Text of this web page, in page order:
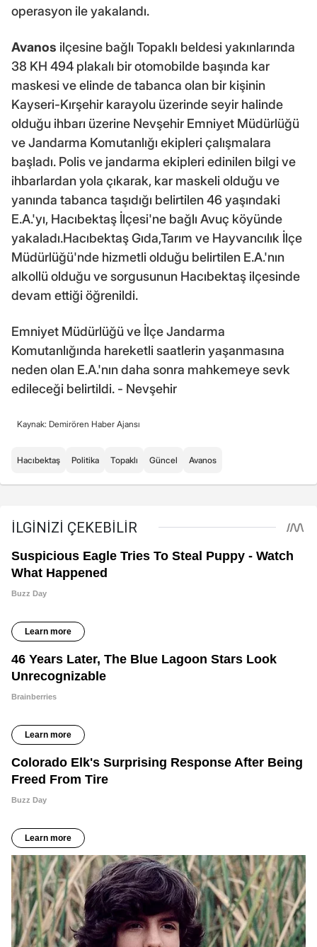
operasyon ile yakalandı.
Avanos ilçesine bağlı Topaklı beldesi yakınlarında
38 KH 494 plakalı bir otomobilde başında kar
maskesi ve elinde de tabanca olan bir kişinin
Kayseri-Kırşehir karayolu üzerinde seyir halinde
olduğu ihbarı üzerine Nevşehir Emniyet Müdürlüğü
ve Jandarma Komutanlığı ekipleri çalışmalara
başladı. Polis ve jandarma ekipleri edinilen bilgi ve
ihbarlardan yola çıkarak, kar maskeli olduğu ve
yanında tabanca taşıdığı belirtilen 46 yaşındaki
E.A.'yı, Hacıbektaş İlçesi'ne bağlı Avuç köyünde
yakaladı.Hacıbektaş Gıda,Tarım ve Hayvancılık İlçe
Müdürlüğü'nde hizmetli olduğu belirtilen E.A.'nın
alkollü olduğu ve sorgusunun Hacıbektaş ilçesinde
devam ettiği öğrenildi.
Emniyet Müdürlüğü ve İlçe Jandarma
Komutanlığında hareketli saatlerin yaşanmasına
neden olan E.A.'nın daha sonra mahkemeye sevk
edileceği belirtildi. - Nevşehir
Kaynak: Demirören Haber Ajansı
Hacıbektaş Politika Topaklı Güncel Avanos